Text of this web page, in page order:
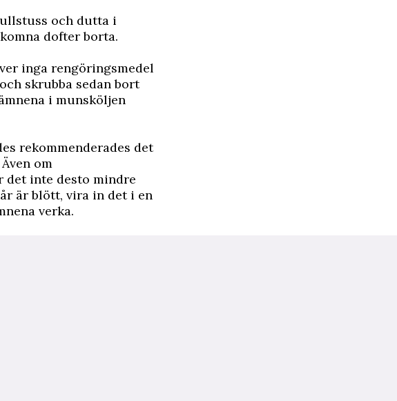
och dutta i
dofter borta.
inga rengöringsmedel
skrubba sedan bort
i munsköljen
rekommenderades det
om
det inte desto mindre
är blött, vira in det i en
verka.